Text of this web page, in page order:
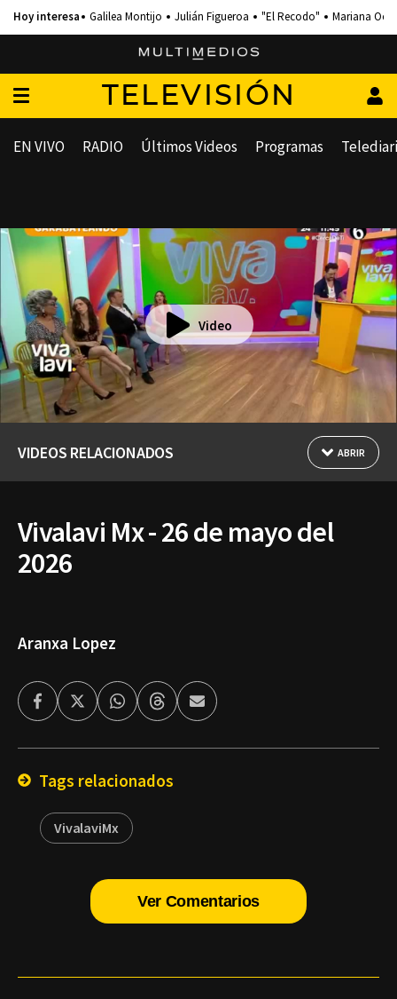
Galilea Montijo Julián Figueroa "El Recodo" Mariana
TELEVISIÓN
EN VIVO RADIO Últimos Videos Programas
Video
VIDEOS RELACIONADOS ABRIR
Vivalavi Mx - 26 de mayo del
2026
Aranxa Lopez
FacebookTwitterWhatsappThreadsEnviar
por
Tags relacionados
VivalaviMx
Ver Comentarios